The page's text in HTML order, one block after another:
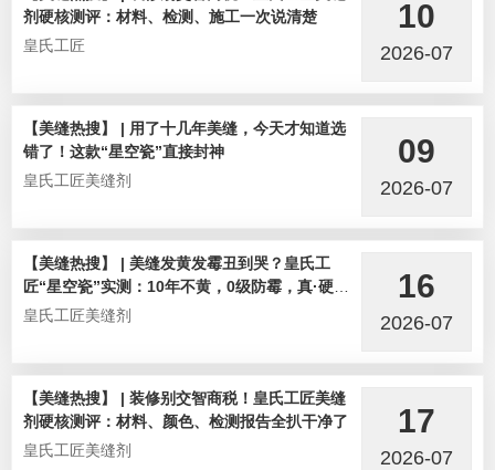
剂硬核测评：材料、检测、施工一次说清楚
皇氏工匠
10
2026-07
【美缝热搜】 | 用了十几年美缝，今天才知道选
错了！这款“星空瓷”直接封神
皇氏工匠美缝剂
09
2026-07
【美缝热搜】 | 美缝发黄发霉丑到哭？皇氏工
匠“星空瓷”实测：10年不黄，0级防霉，真·硬核
选手！
皇氏工匠美缝剂
16
2026-07
【美缝热搜】 | 装修别交智商税！皇氏工匠美缝
剂硬核测评：材料、颜色、检测报告全扒干净了
皇氏工匠美缝剂
17
2026-07